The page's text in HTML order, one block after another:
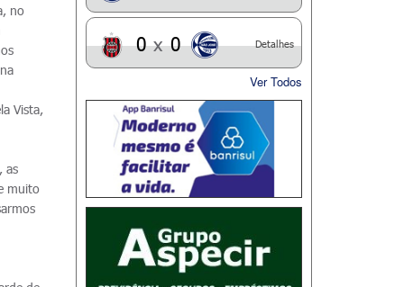
no
Vista,
as
muito
0 x 0 Detalhes
Ver Todos